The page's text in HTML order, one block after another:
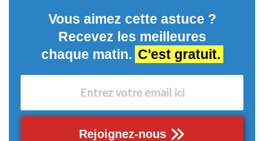
Vous aimez cette astuce ?
Recevez les meilleures
chaque matin. C'est gratuit.
Rejoignez-nous